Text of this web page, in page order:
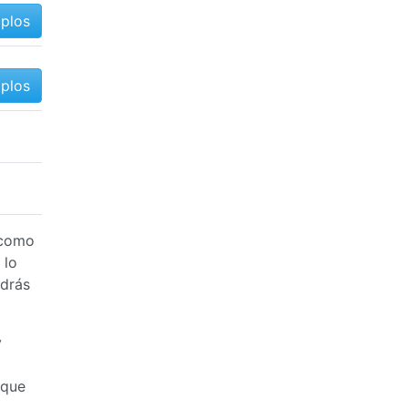
lo